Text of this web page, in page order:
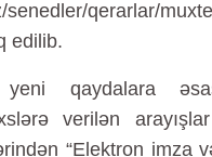
senedler/qerarlar/
edilib.
qaydalara
verilən
“Elektron imza